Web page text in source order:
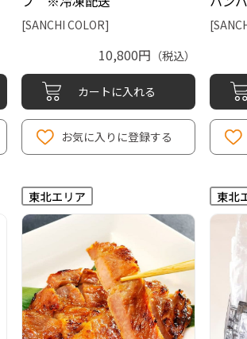
[SANCHI COLOR]
10,800円 （税込）
カートに入れる
お気に入りに登録する